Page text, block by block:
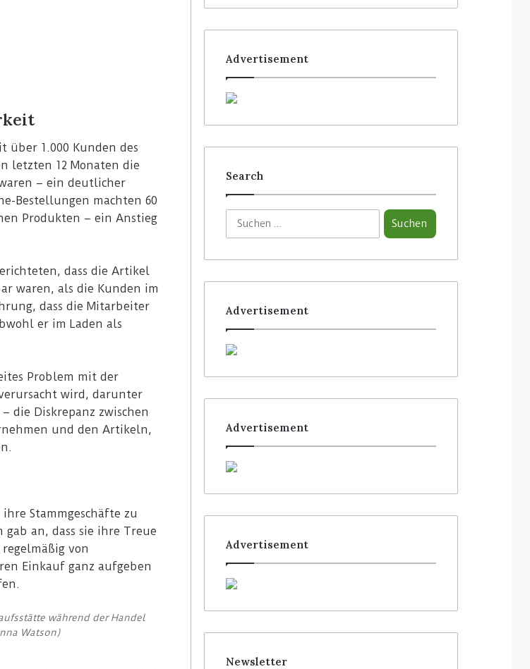
1.000 Kunden des
letzten 12 Monaten die
– ein deutlicher
Bestellungen machten 60
Produkten – ein Anstieg
dass die Artikel
waren, als die Kunden im
dass die Mitarbeiter
er im Laden als
Problem mit der
wird, darunter
die Diskrepanz zwischen
und den Artikeln,
Stammgeschäfte zu
an, dass sie ihre Treue
von
Einkauf ganz aufgeben
während der Handel
Watson)
Advertisement
Search
Advertisement
Advertisement
Advertisement
Newsletter